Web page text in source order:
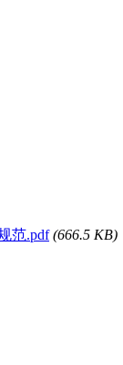
范.pdf (666.5 KB)